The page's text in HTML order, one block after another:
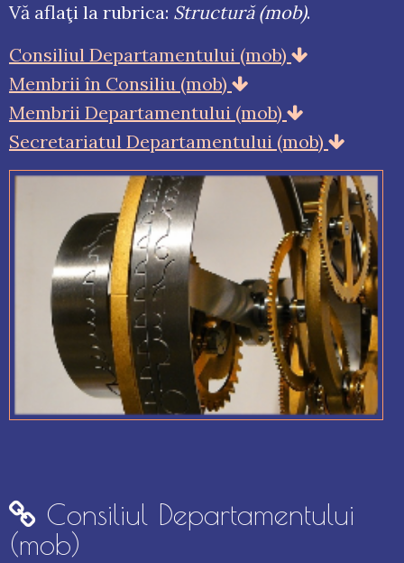
Vă aflaţi la rubrica: Structură (mob).
Consiliul Departamentului (mob)
Membrii în Consiliu (mob)
Membrii Departamentului (mob)
Secretariatul Departamentului (mob)
Consiliul Departamentului
(mob)